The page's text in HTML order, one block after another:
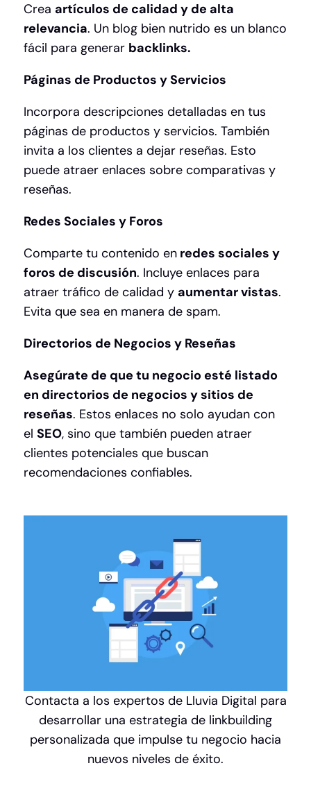
Crea artículos de calidad y de alta
relevancia. Un blog bien nutrido es un blanco
fácil para generar backlinks.
Páginas de Productos y Servicios
Incorpora descripciones detalladas en tus
páginas de productos y servicios. También
invita a los clientes a dejar reseñas. Esto
puede atraer enlaces sobre comparativas y
reseñas.
Redes Sociales y Foros
Comparte tu contenido en redes sociales y
foros de discusión. Incluye enlaces para
atraer tráfico de calidad y aumentar vistas.
Evita que sea en manera de spam.
Directorios de Negocios y Reseñas
Asegúrate de que tu negocio esté listado
en directorios de negocios y sitios de
reseñas. Estos enlaces no solo ayudan con
el SEO, sino que también pueden atraer
clientes potenciales que buscan
recomendaciones confiables.
Contacta a los expertos de Lluvia Digital para
desarrollar una estrategia de linkbuilding
personalizada que impulse tu negocio hacia
nuevos niveles de éxito.